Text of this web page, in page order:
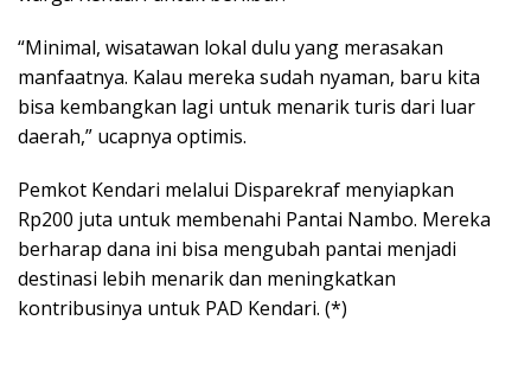
“Minimal, wisatawan lokal dulu yang merasakan
manfaatnya. Kalau mereka sudah nyaman, baru kita
bisa kembangkan lagi untuk menarik turis dari luar
daerah,” ucapnya optimis.
Pemkot Kendari melalui Disparekraf menyiapkan
Rp200 juta untuk membenahi Pantai Nambo. Mereka
berharap dana ini bisa mengubah pantai menjadi
destinasi lebih menarik dan meningkatkan
kontribusinya untuk PAD Kendari. (*)